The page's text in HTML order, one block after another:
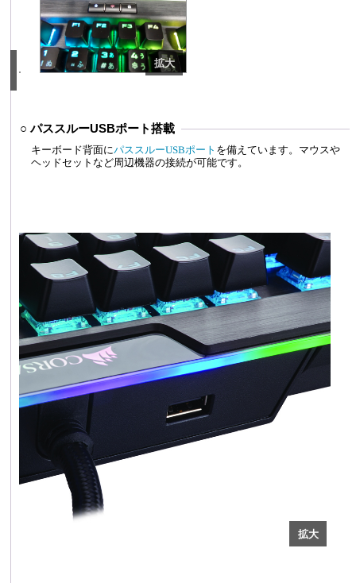
○ パススルーUSBポート搭載
キーボード背面にパススルーUSBポート を備えています。マウスや
ヘッドセットなど周辺機器の接続が可能です。